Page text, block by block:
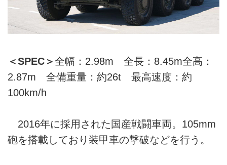
＜SPEC＞全幅：2.98m 全長：8.45m全高：
2.87m 全備重量：約26t 最高速度：約
100km/h
2016年に採用された国産戦闘車両。105mm
砲を搭載しており装甲車の撃破などを行う。